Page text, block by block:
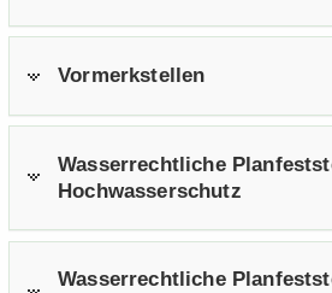
Vor­merk­stel­len
Was­ser­recht­li­che
Hoch­was­ser­schutz
Was­ser­recht­li­che